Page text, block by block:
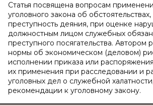
Статья посвящена вопросам
уголовного закона об
преступность деяния, при оценке
должностным лицом служебных
преступного посягательства. Автором
нормы об экономическом (деловом)
исполнении приказа или
их применения при расследовании и
уголовных дел о служебной
рекомендации к уголовному закону.